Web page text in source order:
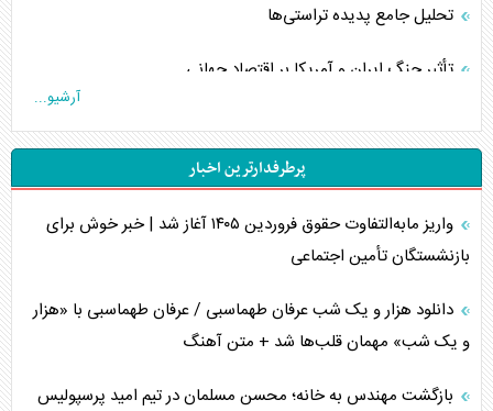
تحلیل جامع پدیده تراستی‌ها
تأثیر جنگ ایران و آمریکا بر اقتصاد جهانی
اربعین، کابوس مشترک تل‌آویو-واشنگتن
برنامه هفتم توسعه در نقطه کور سیاستگذاری
اوکراین بازوی مخرب آمریکا در غرب آسیا
اهمیت راهبردی اردن برای آمریکا
آرشیو...
پرطرفدارترین اخبار
واریز مابه‌التفاوت حقوق فروردین ۱۴۰۵ آغاز شد | خبر خوش برای
بازنشستگان تأمین اجتماعی
دانلود هزار و یک شب عرفان طهماسبی / عرفان طهماسبی با «هزار
و یک شب» مهمان قلب‌ها شد + متن آهنگ
بازگشت مهندس به خانه؛ محسن مسلمان در تیم امید پرسپولیس